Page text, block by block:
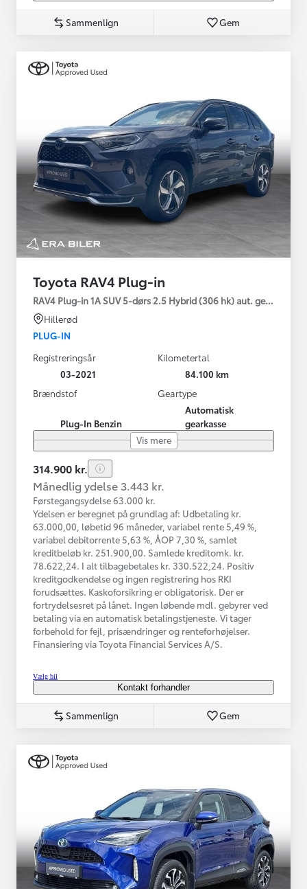
Sammenlign Gem
Toyota RAV4 Plug-in
RAV4 Plug-in 1A SUV 5-dørs 2.5 Hybrid (306 hk) aut. gear
Hillerød
PLUG-IN
Registreringsår
03-2021
Kilometertal
84.100 km
Brændstof
Plug-In Benzin
Geartype
Automatisk
gearkasse
Vis mere
314.900 kr.
Månedlig ydelse 3.443 kr.
Førstegangsydelse 63.000 kr.
Ydelsen er beregnet på grundlag af: Udbetaling kr.
63.000,00, løbetid 96 måneder, variabel rente 5,49 %,
variabel debitorrente 5,63 %, ÅOP 7,30 %, samlet
kreditbeløb kr. 251.900,00. Samlede kreditomk. kr.
78.622,24. I alt tilbagebetales kr. 330.522,24. Positiv
kreditgodkendelse og ingen registrering hos RKI
forudsættes. Kaskoforsikring er obligatorisk. Der er
fortrydelsesret på lånet. Ingen løbende mdl. gebyrer ved
betaling via en automatisk betalingstjeneste. Vi tager
forbehold for fejl, prisændringer og renteforhøjelser.
Finansiering via Toyota Financial Services A/S.
Vælg bil
Kontakt forhandler
Sammenlign Gem